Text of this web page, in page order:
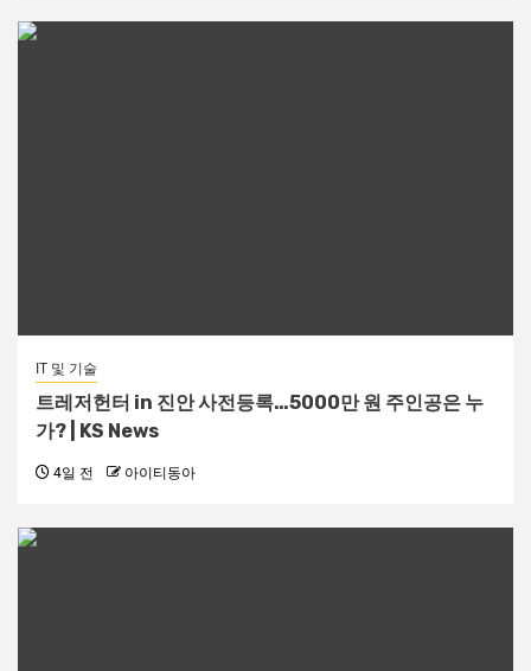
IT 및 기술
트레저헌터 in 진안 사전등록…5000만 원 주인공은 누
가? | KS News
4일 전 아이티동아